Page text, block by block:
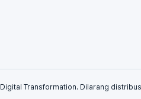
Transformation. Dilarang